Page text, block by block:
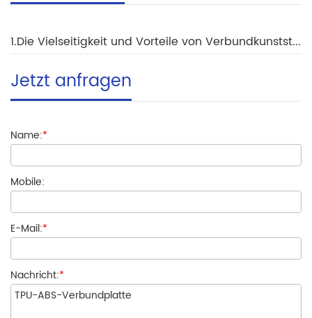
1.Die Vielseitigkeit und Vorteile von Verbundkunststoffplatten im Bauwesen
Jetzt anfragen
Name:*
Mobile:
E-Mail:*
Nachricht:*